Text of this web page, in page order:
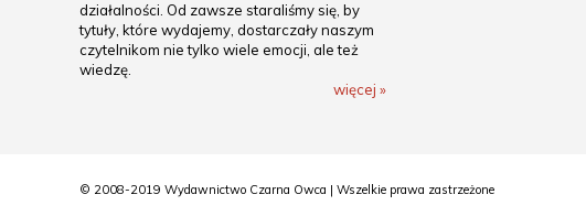
działalności. Od zawsze staraliśmy się, by
tytuły, które wydajemy, dostarczały naszym
czytelnikom nie tylko wiele emocji, ale też
wiedzę.
więcej »
© 2008-2019 Wydawnictwo Czarna Owca | Wszelkie prawa zastrzeżone